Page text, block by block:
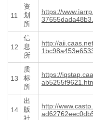
11
资
划
所
https://
12
信
息
所
http://
13
质
标
所
https://
14
出
版
社
http://